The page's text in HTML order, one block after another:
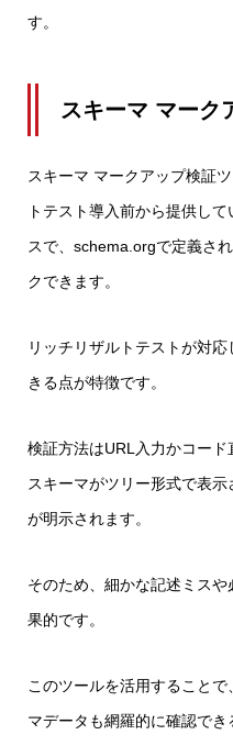
す。
スキーマ マーク
スキーマ マークアップ検証
トテスト導入前から提供し
スで、schema.orgで定義さ
クできます。
リッチリザルトテストが対
きる点が特徴です。
検証方法はURL入力かコー
スキーマがツリー形式で表
が明示されます。
そのため、細かな記述ミス
果的です。
このツールを活用すること
マデータも網羅的に確認で